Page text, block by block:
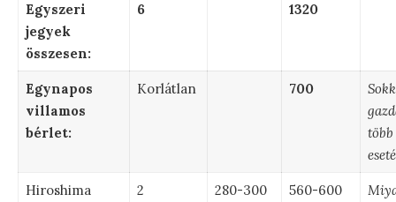
Egyszeri
jegyek
összesen:
6 1320
Egynapos
villamos
bérlet:
Korlátlan 700
több
Hiroshima
2 280-300 560-600